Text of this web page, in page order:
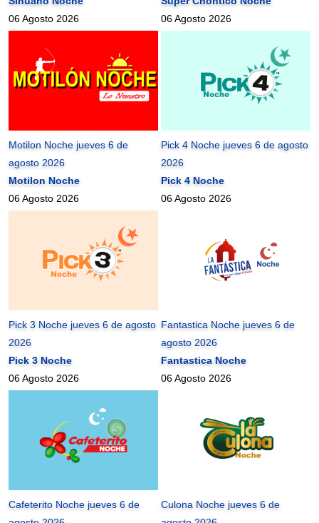
06 Agosto 2026
06 Agosto 2026
Motilon Noche jueves 6 de
agosto 2026
Motilon Noche
06 Agosto 2026
Pick 4 Noche jueves 6 de agosto
2026
Pick 4 Noche
06 Agosto 2026
Pick 3 Noche jueves 6 de agosto
2026
Pick 3 Noche
06 Agosto 2026
Fantastica Noche jueves 6 de
agosto 2026
Fantastica Noche
06 Agosto 2026
Cafeterito Noche jueves 6 de
Culona Noche jueves 6 de